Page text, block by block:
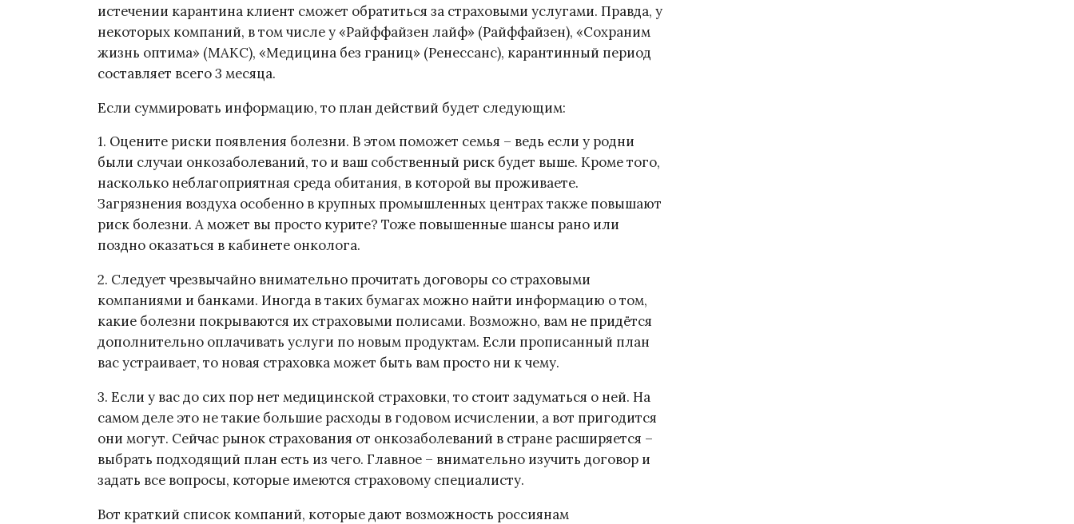
истечении карантина клиент сможет обратиться за страховыми услугами. Правда, у
некоторых компаний, в том числе у «Райффайзен лайф» (Райффайзен), «Сохраним
жизнь оптима» (МАКС), «Медицина без границ» (Ренессанс), карантинный период
составляет всего 3 месяца.
Если суммировать информацию, то план действий будет следующим:
1. Оцените риски появления болезни. В этом поможет семья – ведь если у родни
были случаи онкозаболеваний, то и ваш собственный риск будет выше. Кроме того,
насколько неблагоприятная среда обитания, в которой вы проживаете.
Загрязнения воздуха особенно в крупных промышленных центрах также повышают
риск болезни. А может вы просто курите? Тоже повышенные шансы рано или
поздно оказаться в кабинете онколога.
2. Следует чрезвычайно внимательно прочитать договоры со страховыми
компаниями и банками. Иногда в таких бумагах можно найти информацию о том,
какие болезни покрываются их страховыми полисами. Возможно, вам не придётся
дополнительно оплачивать услуги по новым продуктам. Если прописанный план
вас устраивает, то новая страховка может быть вам просто ни к чему.
3. Если у вас до сих пор нет медицинской страховки, то стоит задуматься о ней. На
самом деле это не такие большие расходы в годовом исчислении, а вот пригодится
они могут. Сейчас рынок страхования от онкозаболеваний в стране расширяется –
выбрать подходящий план есть из чего. Главное – внимательно изучить договор и
задать все вопросы, которые имеются страховому специалисту.
Вот краткий список компаний, которые дают возможность россиянам